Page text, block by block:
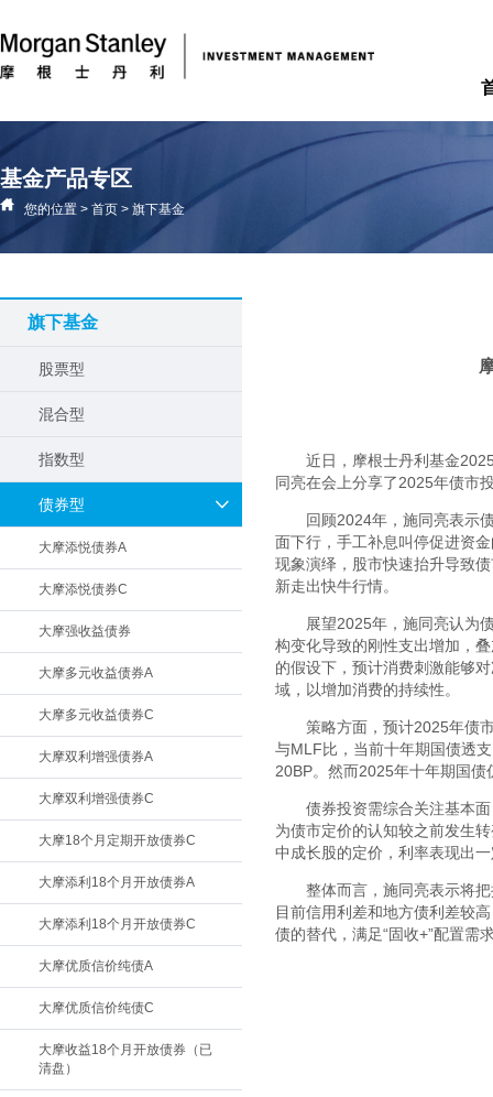
基金产品专区
您的位置 > 首页 > 旗下基金
旗下基金
股票型
混合型
指数型
债券型
大摩添悦债券A
大摩添悦债券C
大摩强收益债券
大摩多元收益债券A
大摩多元收益债券C
大摩双利增强债券A
大摩双利增强债券C
大摩18个月定期开放债券C
大摩添利18个月开放债券A
大摩添利18个月开放债券C
大摩优质信价纯债A
大摩优质信价纯债C
大摩收益18个月开放债券（已
清盘）
近日，摩根士丹利基金
同亮在会上分享了2025年债市
回顾2024年，施同亮表示
面下行，手工补息叫停促进资
现象演绎，股市快速抬升导致
新走出快牛行情。
展望2025年，施同亮认为
构变化导致的刚性支出增加，
的假设下，预计消费刺激能够
域，以增加消费的持续性。
策略方面，预计2025年债
与MLF比，当前十年期国债透
20BP。然而2025年十年期国
债券投资需综合关注基本
为债市定价的认知较之前发生
中成长股的定价，利率表现出
整体而言，施同亮表示将
目前信用利差和地方债利差较
债的替代，满足“固收+”配置需